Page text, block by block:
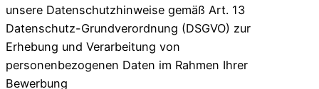
unsere Datenschutzhinweise gemäß Art. 13
Datenschutz-Grundverordnung (DSGVO) zur
Erhebung und Verarbeitung von
personenbezogenen Daten im Rahmen Ihrer
Bewerbung